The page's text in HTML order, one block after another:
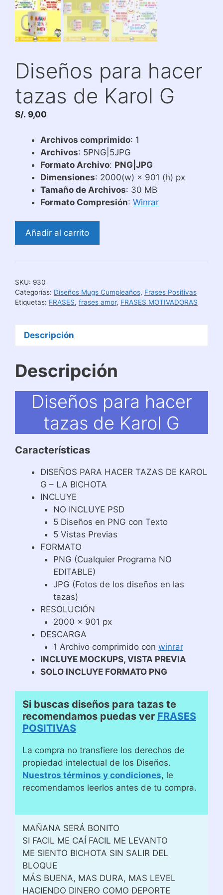
Diseños para hacer
tazas de Karol G
S/. 9,00
Archivos comprimido: 1
Archivos: 5PNG|5JPG
Formato Archivo: PNG|JPG
Dimensiones: 2000(w) × 901 (h) px
Tamaño de Archivos: 30 MB
Formato Compresión: Winrar
Diseños
tazas
Karol
G
Añadir al carrito
SKU: 930
Categorías: Diseños Mugs Cumpleaños, Frases Positivas
Etiquetas: FRASES, frases amor, FRASES MOTIVADORAS
Descripción
Descripción
Diseños para hacer
tazas de Karol G
Características
DISEÑOS PARA HACER TAZAS DE KAROL
G – LA BICHOTA
INCLUYE
NO INCLUYE PSD
5 Diseños en PNG con Texto
5 Vistas Previas
FORMATO
PNG (Cualquier Programa NO
EDITABLE)
JPG (Fotos de los diseños en las
tazas)
RESOLUCIÓN
2000 x 901 px
DESCARGA
1 Archivo comprimido con winrar
INCLUYE MOCKUPS, VISTA PREVIA
SOLO INCLUYE FORMATO PNG
Si buscas diseños para tazas te
recomendamos puedas ver FRASES
POSITIVAS
La compra no transfiere los derechos de
propiedad intelectual de los Diseños.
Nuestros términos y condiciones, le
recomendamos leerlos antes de tu compra.
MAÑANA SERÁ BONITO
SI FACIL ME CAÍ FACIL ME LEVANTO
ME SIENTO BICHOTA SIN SALIR DEL
BLOQUE
MÁS BUENA, MAS DURA, MAS LEVEL
HACIENDO DINERO COMO DEPORTE